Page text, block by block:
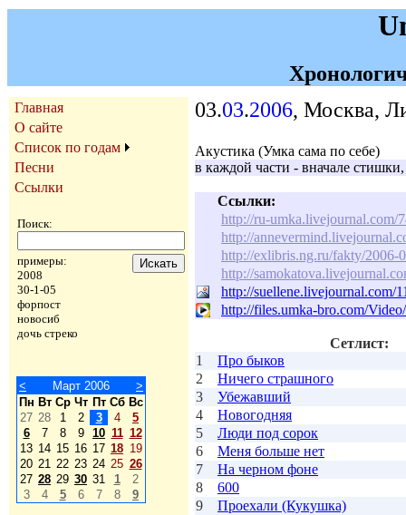
Главная
О сайте
Список по годам
Песни
Ссылки
Поиск:
примеры:
2008
30-1-05
форпост
новосиб
дочь стреко
< Март 2006
>
Пн Вт Ср Чт Пт Сб Вс
27 28 1 2 3 4
5
6
7 8 9 10 11 12
13 14 15 16 17 18 19
20 21 22 23 24 25 26
27 28 29 30 31 1
2
3
4 5 6 7 8 9
03.03.2006, Москва,
Акустика (Умка сама по себе)
в каждой части - вначале
Ссылки:
http://ru-umka.livejournal.com/
http://
http://exlibris.ng.ru/fakty/2006-
http://
http://suellene.livejournal.com/
http://files.umka-bro.com/
Сетлист:
1
Про быков
2
Ничего страшного
3
Убежавший
4
Новогодняя
5
Люди под сорок
6
Меня больше нет
7
На черном фоне
8
600
9
Проехали (Кукушка)